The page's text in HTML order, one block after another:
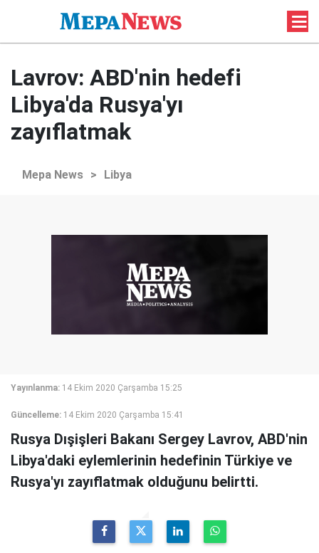
Lavrov: ABD'nin hedefi
Libya'da Rusya'yı
zayıflatmak
Mepa News > Libya
Yayınlanma: 14 Ekim 2020 Çarşamba 15:25
Güncelleme: 14 Ekim 2020 Çarşamba 15:41
Rusya Dışişleri Bakanı Sergey Lavrov, ABD'nin
Libya'daki eylemlerinin hedefinin Türkiye ve
Rusya'yı zayıflatmak olduğunu belirtti.